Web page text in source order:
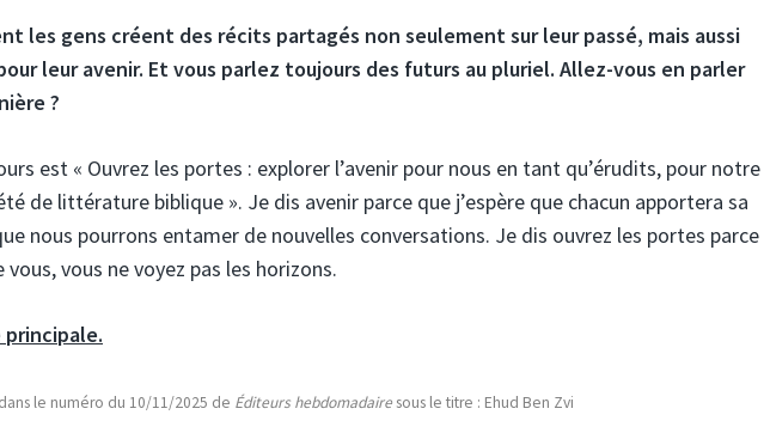
les gens créent des récits partagés non seulement sur leur passé, mais aussi
leur avenir. Et vous parlez toujours des futurs au pluriel. Allez-vous en parler
?
est « Ouvrez les portes : explorer l’avenir pour nous en tant qu’érudits, pour notre
de littérature biblique ». Je dis avenir parce que j’espère que chacun apportera sa
nous pourrons entamer de nouvelles conversations. Je dis ouvrez les portes parce
vous ne voyez pas les horizons.
le numéro du 10/11/2025 de Éditeurs hebdomadairesous le titre : Ehud Ben Zvi